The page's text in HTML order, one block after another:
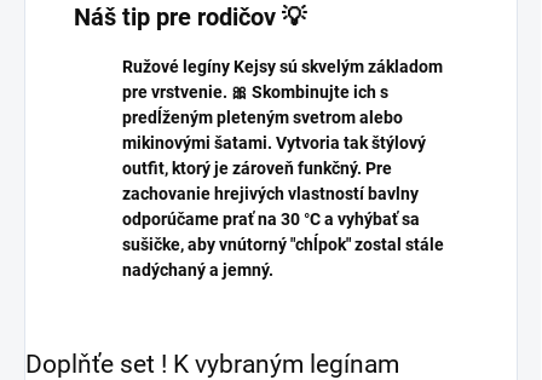
Náš tip pre rodičov 💡
Ružové legíny Kejsy sú skvelým základom
pre vrstvenie. 🎀 Skombinujte ich s
predĺženým pleteným svetrom alebo
mikinovými šatami. Vytvoria tak štýlový
outfit, ktorý je zároveň funkčný. Pre
zachovanie hrejivých vlastností bavlny
odporúčame prať na 30 °C a vyhýbať sa
sušičke, aby vnútorný "chĺpok" zostal stále
nadýchaný a jemný.
Doplňťe set ! K vybraným legínam